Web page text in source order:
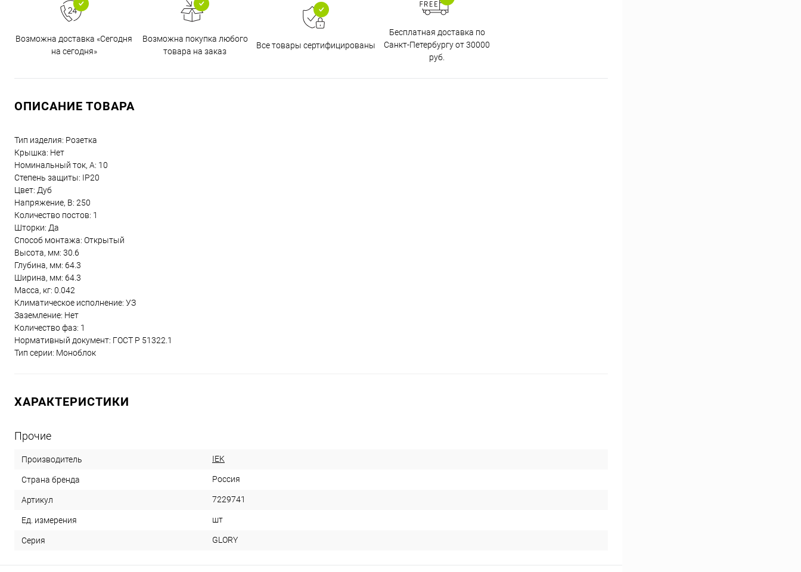
Возможна доставка «Сегодня
на сегодня»
Возможна покупка любого
товара на заказ
Все товары сертифицированы
Бесплатная доставка по
Санкт-Петербургу от 30000
руб.
ОПИСАНИЕ ТОВАРА
Тип изделия: Розетка
Крышка: Нет
Номинальный ток, А: 10
Степень защиты: IP20
Цвет: Дуб
Напряжение, В: 250
Количество постов: 1
Шторки: Да
Способ монтажа: Открытый
Высота, мм: 30.6
Глубина, мм: 64.3
Ширина, мм: 64.3
Масса, кг: 0.042
Климатическое исполнение: УЗ
Заземление: Нет
Количество фаз: 1
Нормативный документ: ГОСТ Р 51322.1
Тип серии: Моноблок
ХАРАКТЕРИСТИКИ
Прочие
Производитель IEK
Страна бренда Россия
Артикул 7229741
Ед. измерения шт
Серия GLORY